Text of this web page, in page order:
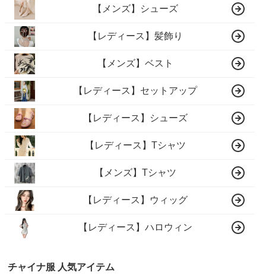
【メンズ】シューズ
【レディース】髪飾り
【メンズ】ベスト
【レディース】セットアップ
【レディース】シューズ
【レディース】Tシャツ
【メンズ】Tシャツ
【レディース】ウィッグ
【レディース】ハロウィン
チャイナ服 人気アイテム